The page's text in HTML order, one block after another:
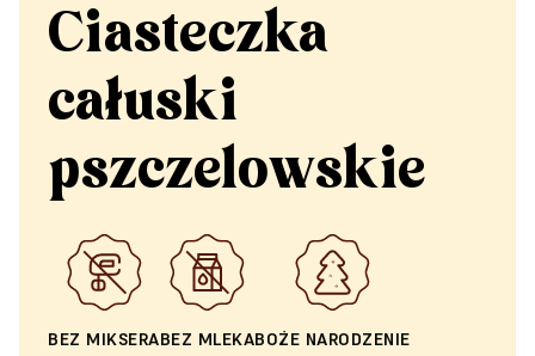
Ciasteczka
całuski
pszczelowskie
BEZ MIKSERABEZ MLEKABOŻE NARODZENIE